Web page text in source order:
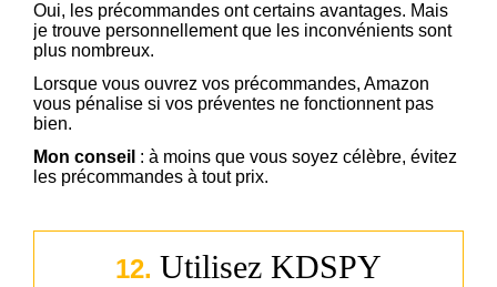
Oui, les précommandes ont certains avantages. Mais
je trouve personnellement que les inconvénients sont
plus nombreux.
Lorsque vous ouvrez vos précommandes, Amazon
vous pénalise si vos préventes ne fonctionnent pas
bien.
Mon conseil : à moins que vous soyez célèbre, évitez
les précommandes à tout prix.
12. Utilisez KDSPY